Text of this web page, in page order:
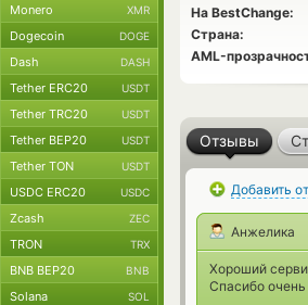
На BestChange:
Страна:
AML-
Отзывы
Добавить
Анжелика
Хороший
Спасибо очень
Monero XMR
Dogecoin DOGE
Dash DASH
Tether ERC20 USDT
Tether TRC20 USDT
Tether BEP20 USDT
Tether TON USDT
USDC ERC20 USDC
Zcash ZEC
TRON TRX
BNB BEP20 BNB
Solana SOL